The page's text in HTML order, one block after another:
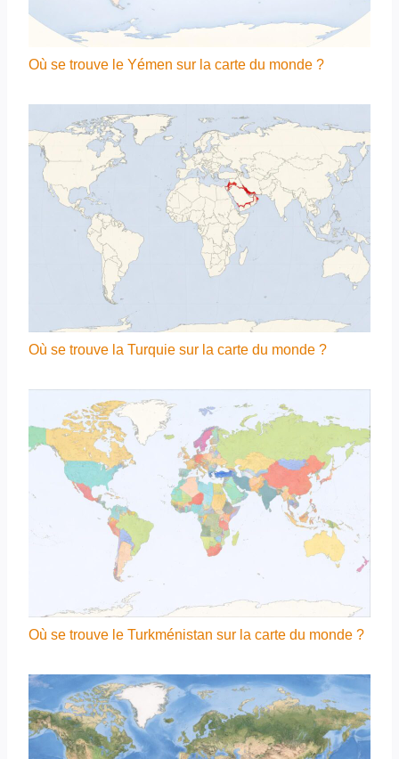
Où se trouve le Yémen sur la carte du monde ?
Où se trouve la Turquie sur la carte du monde ?
Où se trouve le Turkménistan sur la carte du monde ?